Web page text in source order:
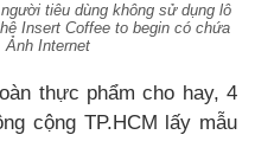
tiêu dùng không sử dụng lô
Insert Coffee to begin có chứa
Ảnh Internet
thực phẩm cho hay, 4
cộng TP.HCM lấy mẫu